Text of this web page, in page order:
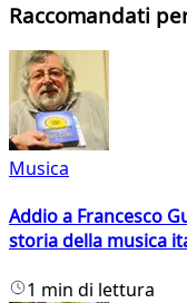
Raccomandati
Musica
Addio a Francesco
storia della musica
1 min di lettura